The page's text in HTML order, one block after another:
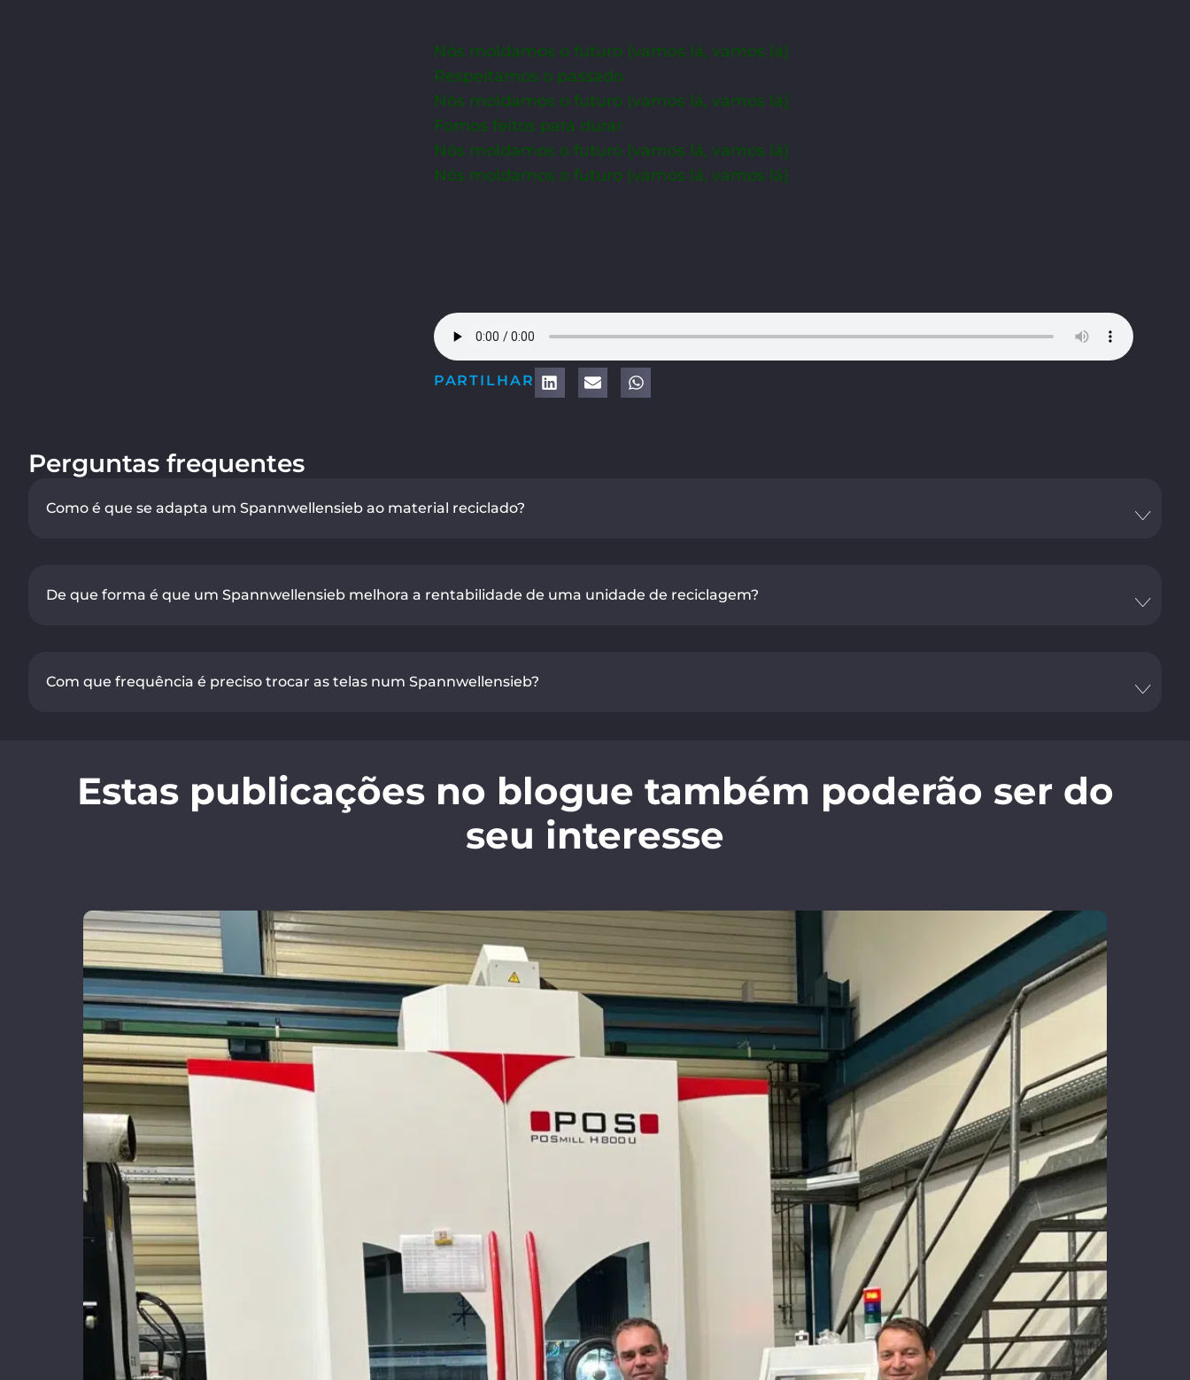
Nós moldamos o futuro (vamos lá, vamos lá)
Respeitamos o passado
Nós moldamos o futuro (vamos lá, vamos lá)
Fomos feitos para durar
Nós moldamos o futuro (vamos lá, vamos lá)
Nós moldamos o futuro (vamos lá, vamos lá)
PARTILHAR
Perguntas frequentes
Como é que se adapta um Spannwellensieb ao material reciclado?
De que forma é que um Spannwellensieb melhora a rentabilidade de uma unidade de reciclagem?
Com que frequência é preciso trocar as telas num Spannwellensieb?
Estas publicações no blogue também poderão ser do
seu interesse